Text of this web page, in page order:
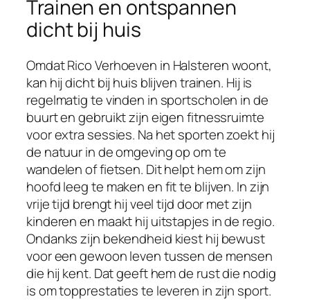
Trainen en ontspannen
dicht bij huis
Omdat Rico Verhoeven in Halsteren woont,
kan hij dicht bij huis blijven trainen. Hij is
regelmatig te vinden in sportscholen in de
buurt en gebruikt zijn eigen fitnessruimte
voor extra sessies. Na het sporten zoekt hij
de natuur in de omgeving op om te
wandelen of fietsen. Dit helpt hem om zijn
hoofd leeg te maken en fit te blijven. In zijn
vrije tijd brengt hij veel tijd door met zijn
kinderen en maakt hij uitstapjes in de regio.
Ondanks zijn bekendheid kiest hij bewust
voor een gewoon leven tussen de mensen
die hij kent. Dat geeft hem de rust die nodig
is om topprestaties te leveren in zijn sport.